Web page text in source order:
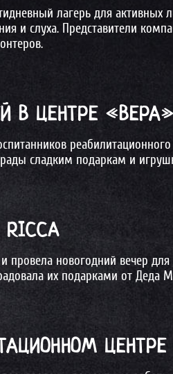
лагерь для активных
и слуха. Представители
В ЦЕНТРЕ «ВЕРА»
сладким подаркам и
провела новогодний вечер
их подарками от Деда